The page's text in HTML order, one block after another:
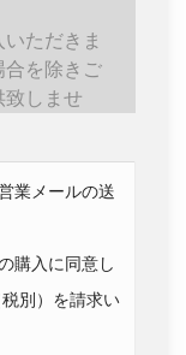
ただきま
合を除きご
致しませ
い。
業メールの送
購入に同意し
別）を請求い